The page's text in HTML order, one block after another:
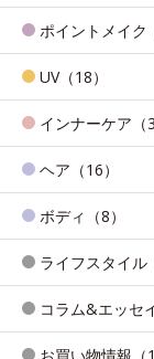
ポイントメイク
UV（18）
インナーケア（
ヘア（16）
ボディ（8）
ライフスタイル
コラム&エッセ